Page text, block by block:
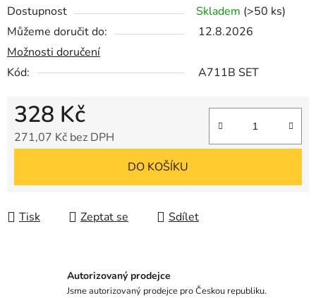
Dostupnost Skladem (>50 ks)
Můžeme doručit do:
12.8.2026
Možnosti doručení
Kód:
A711B SET
328 Kč
271,07 Kč bez DPH
DO KOŠÍKU
Tisk Zeptat se Sdílet
Autorizovaný prodejce
Jsme autorizovaný prodejce pro Českou republiku.